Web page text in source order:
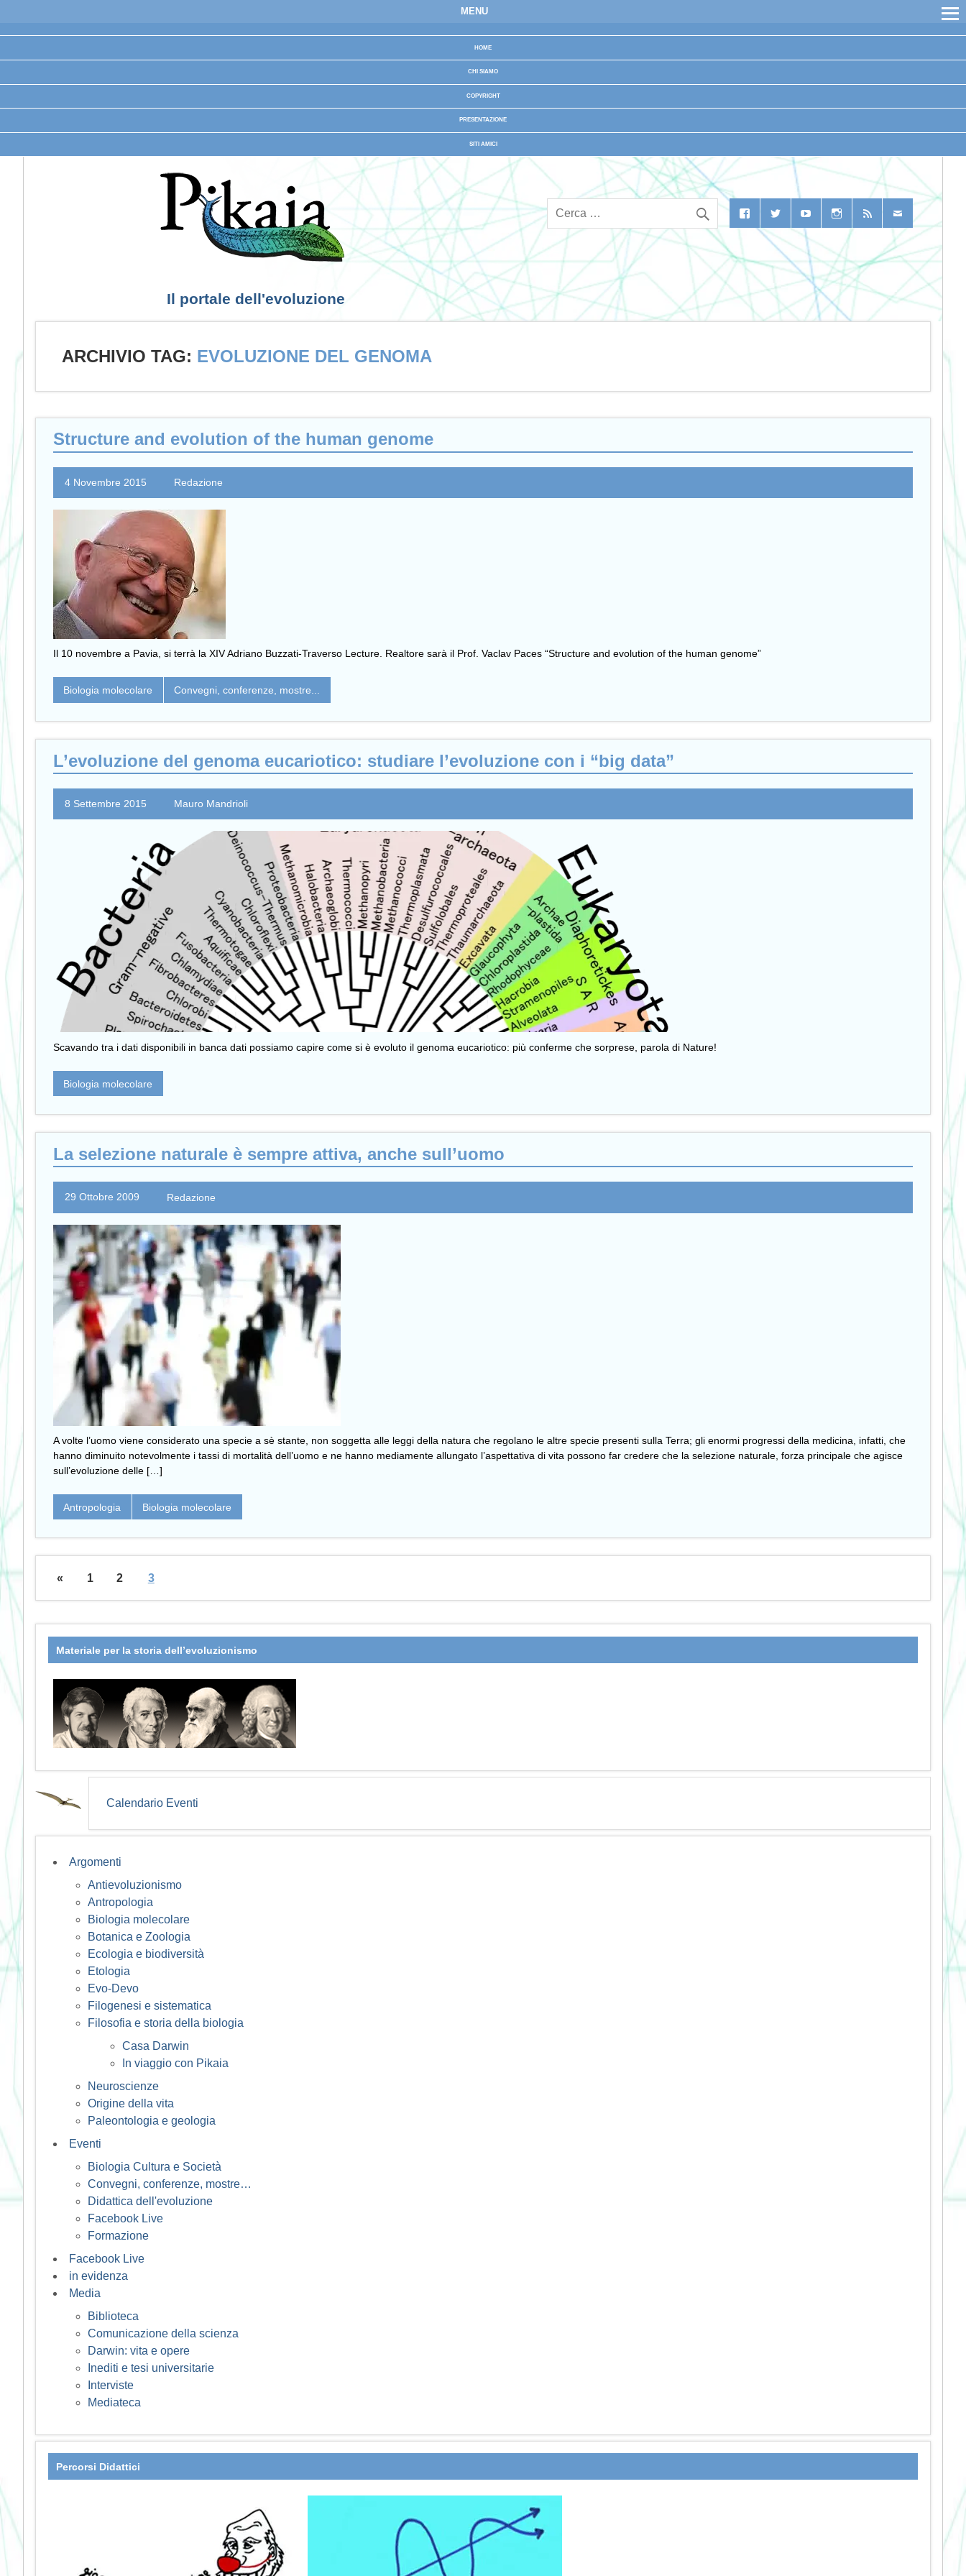
MENU
HOME
CHI SIAMO
COPYRIGHT
PRESENTAZIONE
SITI AMICI
Il portale dell'evoluzione
ARCHIVIO TAG: EVOLUZIONE DEL GENOMA
Structure and evolution of the human genome
4 Novembre 2015 Redazione
Il 10 novembre a Pavia, si terrà la XIV Adriano Buzzati-Traverso Lecture. Realtore sarà il Prof. Vaclav Paces “Structure and evolution of the human genome”
Biologia molecolare Convegni, conferenze, mostre...
L’evoluzione del genoma eucariotico: studiare l’evoluzione con i “big data”
8 Settembre 2015 Mauro Mandrioli
Scavando tra i dati disponibili in banca dati possiamo capire come si è evoluto il genoma eucariotico: più conferme che sorprese, parola di Nature!
Biologia molecolare
La selezione naturale è sempre attiva, anche sull’uomo
29 Ottobre 2009 Redazione
A volte l’uomo viene considerato una specie a sè stante, non soggetta alle leggi della natura che regolano le altre specie presenti sulla Terra; gli enormi progressi della medicina, infatti, che
hanno diminuito notevolmente i tassi di mortalità dell’uomo e ne hanno mediamente allungato l’aspettativa di vita possono far credere che la selezione naturale, forza principale che agisce
sull’evoluzione delle […]
Antropologia Biologia molecolare
« 1 2 3
Materiale per la storia dell’evoluzionismo
Calendario Eventi
Argomenti
Antievoluzionismo
Antropologia
Biologia molecolare
Botanica e Zoologia
Ecologia e biodiversità
Etologia
Evo-Devo
Filogenesi e sistematica
Filosofia e storia della biologia
Casa Darwin
In viaggio con Pikaia
Neuroscienze
Origine della vita
Paleontologia e geologia
Eventi
Biologia Cultura e Società
Convegni, conferenze, mostre…
Didattica dell'evoluzione
Facebook Live
Formazione
Facebook Live
in evidenza
Media
Biblioteca
Comunicazione della scienza
Darwin: vita e opere
Inediti e tesi universitarie
Interviste
Mediateca
Percorsi Didattici